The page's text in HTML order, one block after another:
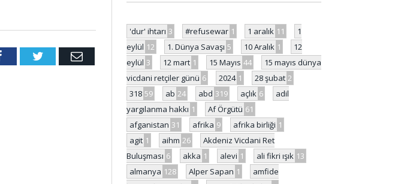
FacebookTwitter Email
'dur' ihtarı 3 #refusewar 1 1 aralık 11
1
eylül 12 1. Dünya Savaşı 5 10 Aralık 1
12
eylül 3 12 mart 1 15 Mayıs 44
15 mayıs dünya
vicdani retçiler günü 6 2024 1 28 şubat 2
318 59 ab 24 abd 319 açlık 6
adil
yargılanma hakkı 1 Af Örgütü 61
afganistan 31 afrika 9 afrika birliği 1
agit 1 aihm 26
Akdeniz Vicdani Ret
Buluşması 6 akka 1 alevi 1 ali fikri ışık 13
almanya 128 Alper Sapan 1
amfide